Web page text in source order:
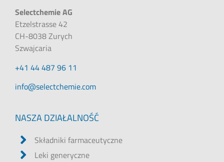
Selectchemie AG
Etzelstrasse 42
CH-8038 Zurych
Szwajcaria
+41 44 487 96 11
moc.eimehctceles
@ofni
NASZA DZIAŁALNOŚĆ
Składniki farmaceutyczne
Leki generyczne